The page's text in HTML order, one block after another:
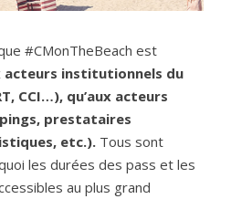
#CMonTheBeach est
acteurs institutionnels du
CCI…), qu’aux acteurs
prestataires
etc.). Tous sont
les durées des pass et les
au plus grand